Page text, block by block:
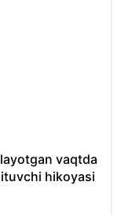
vaqtda
hikoyasi